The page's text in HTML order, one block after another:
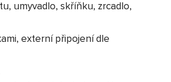
umyvadlo, skříňku, zrcadlo,
externí připojení dle